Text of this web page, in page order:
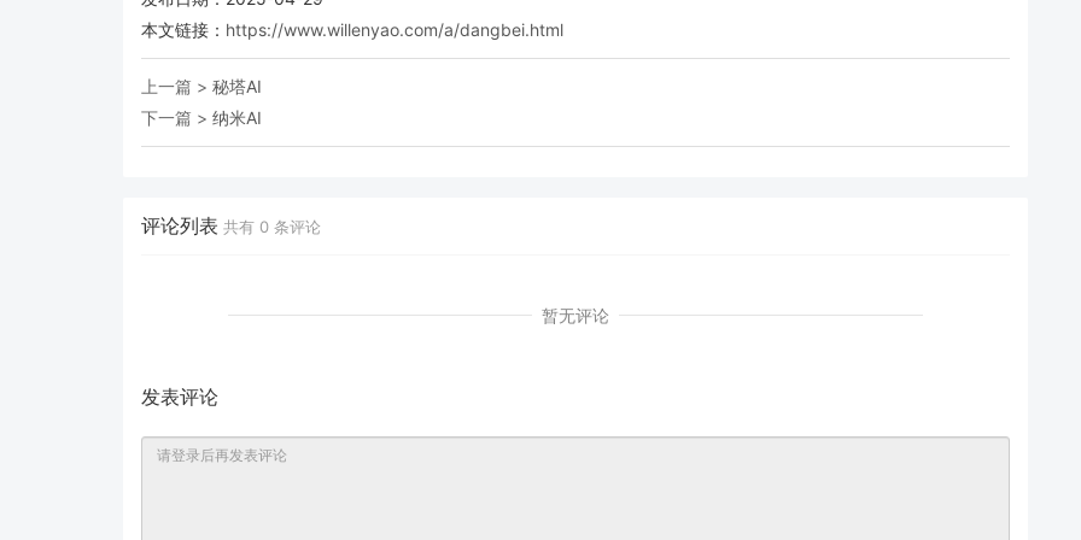
本文链接： https://www.willenyao.com/a/dangbei.html
上一篇 > 秘塔AI
下一篇 > 纳米AI
评论列表 共有 0 条评论
暂无评论
发表评论